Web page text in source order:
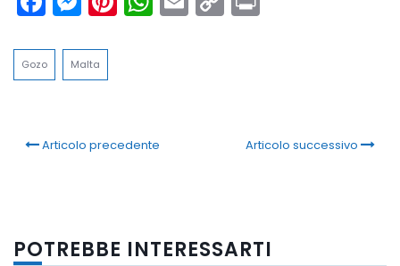
Link
Gozo Malta
Articolo precedente Articolo successivo
POTREBBE INTERESSARTI